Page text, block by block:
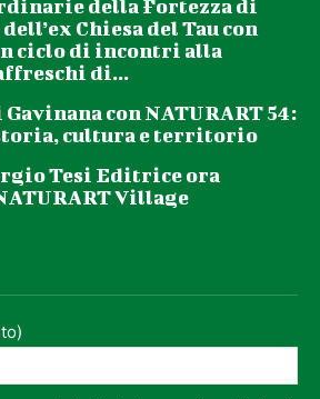
della Fortezza di
Chiesa del Tau con
ciclo di incontri alla
di...
con NATURART 54:
cultura e territorio
Tesi Editrice ora
Village